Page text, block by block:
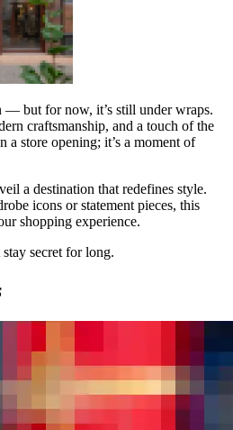
— but for now, it’s still under wraps.
craftsmanship, and a touch of the
a store opening; it’s a moment of
a destination that redefines style.
icons or statement pieces, this
shopping experience.
secret for long.